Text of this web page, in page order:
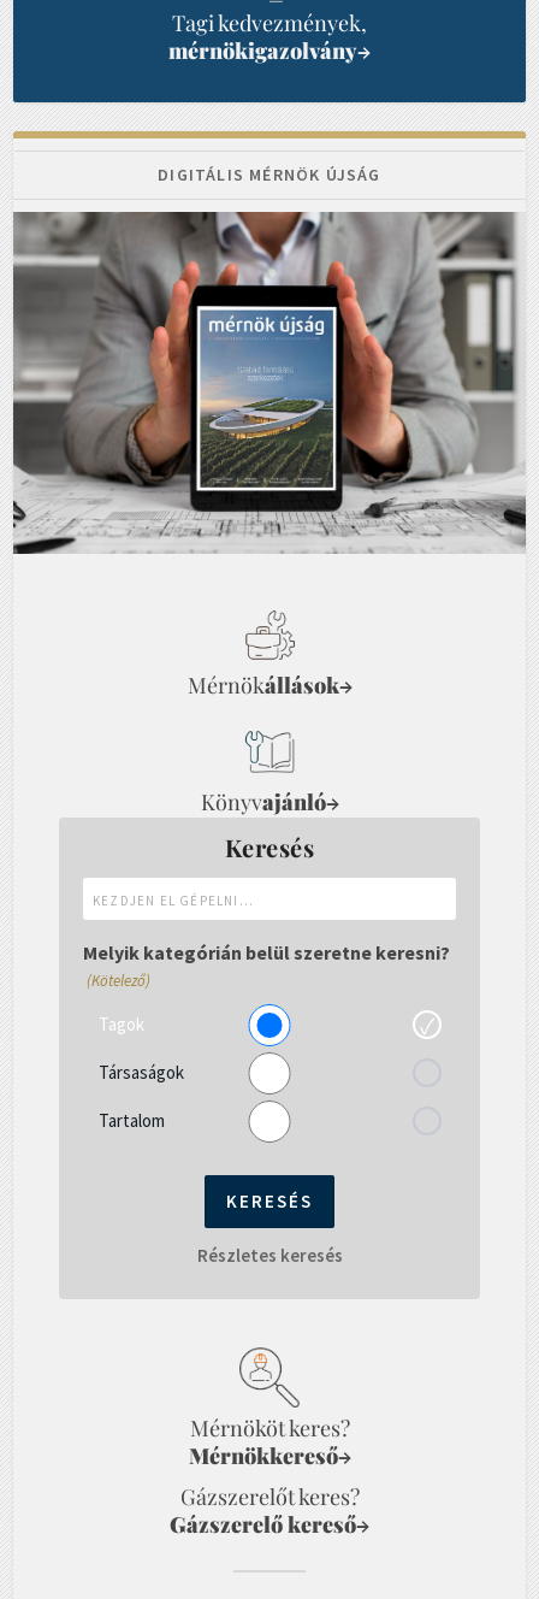
Tagi kedvezmények,
mérnökigazolvány→
DIGITÁLIS MÉRNÖK ÚJSÁG
Mérnökállások→
Könyvajánló→
Keresés
el
gépelni...
Melyik kategórián belül szeretne keresni?
(Kötelező)
Tagok
Társaságok
Tartalom
Részletes keresés
Mérnököt keres?
Mérnökkereső→
Gázszerelőt keres?
Gázszerelő kereső→